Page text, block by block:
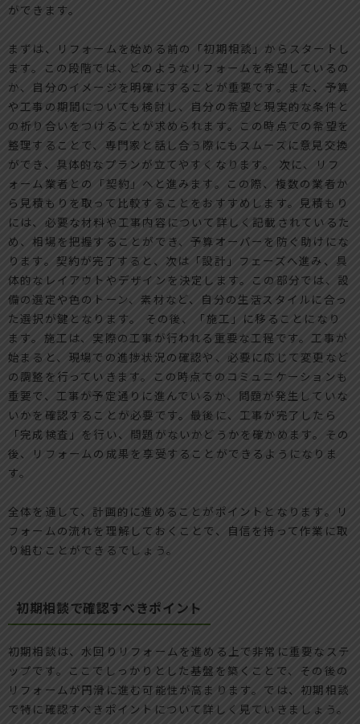
ができます。
まずは、リフォームを始める前の「初期相談」からスタートし
ます。この段階では、どのようなリフォームを希望しているの
か、自分のイメージを明確にすることが重要です。また、予算
や工事の期間についても検討し、自分の希望と現実的な条件と
の折り合いをつけることが求められます。この時点での希望を
整理することで、専門家と話し合う際にもスムーズに意見交換
ができ、具体的なプランが立てやすくなります。 次に、リフ
ォーム業者との「契約」へと進みます。この際、複数の業者か
ら見積もりを取って比較することをおすすめします。見積もり
には、必要な材料や工事内容について詳しく記載されているた
め、相場を把握することができ、予算オーバーを防ぐ助けにな
ります。契約が完了すると、次は「設計」フェーズへ進み、具
体的なレイアウトやデザインを決定します。この部分では、設
備の選定や色のトーン、素材など、自分の生活スタイルに合っ
た選択が鍵となります。 その後、「施工」に移ることになり
ます。施工は、実際の工事が行われる重要な工程です。工事が
始まると、現場での進捗状況の確認や、必要に応じて変更など
の調整を行っていきます。この時点でのコミュニケーションも
重要で、工事が予定通りに進んでいるか、問題が発生していな
いかを確認することが必要です。最後に、工事が完了したら
「完成検査」を行い、問題がないかどうかを確かめます。その
後、リフォームの成果を享受することができるようになりま
す。
全体を通して、計画的に進めることがポイントとなります。リ
フォームの流れを理解しておくことで、自信を持って作業に取
り組むことができるでしょう。
初期相談で確認すべきポイント
初期相談は、水回りリフォームを進める上で非常に重要なステ
ップです。ここでしっかりとした基盤を築くことで、その後の
リフォームが円滑に進む可能性が高まります。では、初期相談
で特に確認すべきポイントについて詳しく見ていきましょう。